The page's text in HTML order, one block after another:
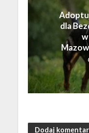
dla
Dodaj